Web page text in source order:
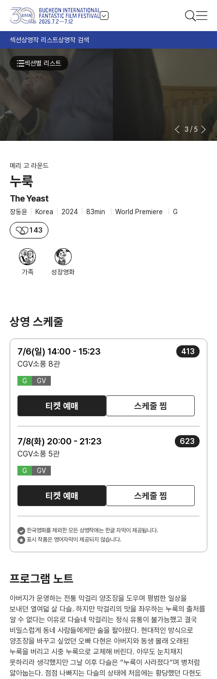
섹션상영작 리스트상영작 검색
3/5
메리 고 라운드
누룩
The Yeast
장동윤 Korea 2024 83min World Premiere G
143
섹션별 리스트
가족 성장영화
상영 스케줄
7/6(일) 14:00 - 15:23
413
CGV소풍 8관
G GV
티켓 예매 스케줄 찜
7/8(화) 20:00 - 21:23
623
CGV소풍 5관
G GV
티켓 예매 스케줄 찜
한국영화를 제외한 모든 상영작에는 한글 자막이 제공됩니다.
표시 작품은 영어자막이 제공되지 않습니다.
프로그램 노트
아버지가 운영하는 전통 막걸리 양조장을 도우며 평범한 일상을
보내던 열여덟 살 다슬. 하지만 막걸리의 맛을 좌우하는 누룩의 출처를
알 수 없다는 이유로 다슬네 막걸리는 정식 유통이 불가능했고 결국
비밀스럽게 동네 사람들에게만 술을 팔아왔다. 현대적인 방식으로
양조장을 바꾸고 싶었던 오빠 다현은 아버지와 동생 몰래 오래된
누룩을 버리고 시중 누룩으로 교체해 버린다. 아무도 눈치채지
못하리라 생각했지만 그날 이후 다슬은 “누룩이 사라졌다”며 병처럼
앓아눕는다. 점점 나빠지는 다슬의 상태에 처음에는 황당했던 다현도